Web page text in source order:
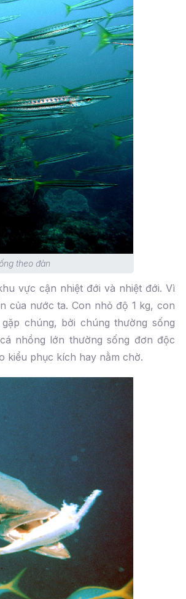
theo đàn
vực cận nhiệt đới và nhiệt đới. Vì
của nước ta. Con nhỏ độ 1 kg, con
chúng, bởi chúng thường sống
nhồng lớn thường sống đơn độc
kiểu phục kích hay nằm chờ.